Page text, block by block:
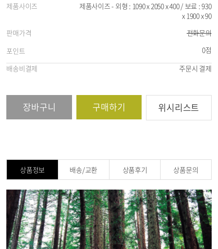
제품사이즈
제품사이즈 - 외형 : 1090 x 2050 x 400 / 보료 : 930
x 1900 x 90
판매가격
전화문의
포인트
0점
배송비결제
주문시 결제
장바구니 구매하기 위시리스트
상품정보 배송/교환 상품후기 상품문의